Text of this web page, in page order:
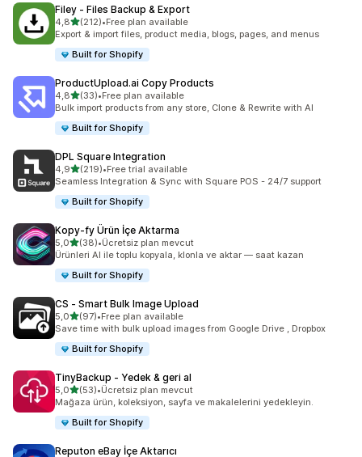
Filey ‑ Files Backup & Export
4,85 yıldız üzerinden
(212)
toplam 212 değerlendirme
•Free plan available
Export & import files, product media, blogs, pages, and menus
Built for Shopify
ProductUpload.ai Copy Products
4,85 yıldız üzerinden
(33)
toplam 33 değerlendirme
•Free plan available
Bulk import products from any store, Clone & Rewrite with AI
Built for Shopify
DPL Square Integration
4,95 yıldız üzerinden
(219)
toplam 219 değerlendirme
•Free trial available
Seamless Integration & Sync with Square POS - 24/7 support
Built for Shopify
Kopy‑fy Ürün İçe Aktarma
5,05 yıldız üzerinden
(38)
toplam 38 değerlendirme
•Ücretsiz plan mevcut
Ürünleri AI ile toplu kopyala, klonla ve aktar — saat kazan
Built for Shopify
CS ‑ Smart Bulk Image Upload
5,05 yıldız üzerinden
(97)
toplam 97 değerlendirme
•Free plan available
Save time with bulk upload images from Google Drive , Dropbox
Built for Shopify
TinyBackup ‑ Yedek & geri al
5,05 yıldız üzerinden
(53)
toplam 53 değerlendirme
•Ücretsiz plan mevcut
Mağaza ürün, koleksiyon, sayfa ve makalelerini yedekleyin.
Built for Shopify
Reputon eBay İçe Aktarıcı